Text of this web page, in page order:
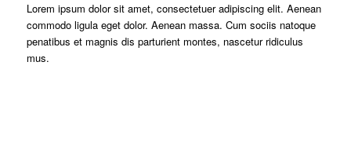
Lorem ipsum dolor sit amet, consectetuer adipiscing elit. Aenean
commodo ligula eget dolor. Aenean massa. Cum sociis natoque
penatibus et magnis dis parturient montes, nascetur ridiculus
mus.